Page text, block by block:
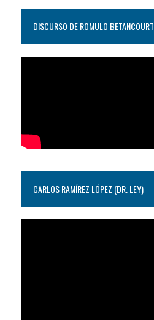
DISCURSO DE ROMULO BETANCOURT
CARLOS RAMÍREZ LÓPEZ (DR. LEY)